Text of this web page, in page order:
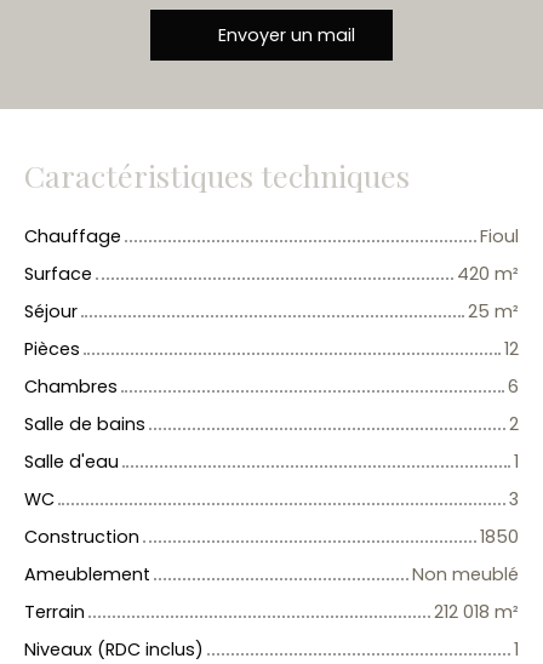
Envoyer un mail
Caractéristiques techniques
Chauffage
Fioul
Surface
420 m²
Séjour
25 m²
Pièces
12
Chambres
6
Salle de bains
2
Salle d'eau
1
WC
3
Construction
1850
Ameublement
Non meublé
Terrain
212 018 m²
Niveaux (RDC inclus)
1